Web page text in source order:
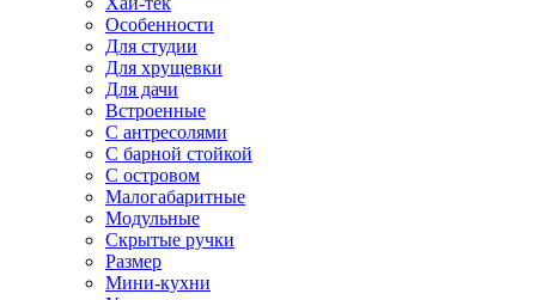
Особенности
Для студии
Для хрущевки
Для дачи
Встроенные
С антресолями
С барной стойкой
С островом
Малогабаритные
Модульные
Скрытые ручки
Размер
Мини-кухни